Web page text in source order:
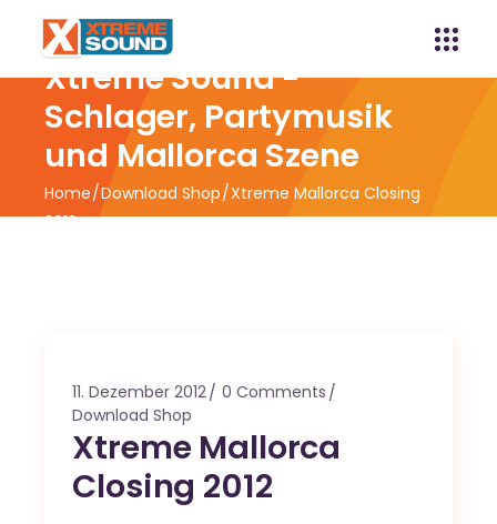
Xtreme Sound -
Schlager, Partymusik
und Mallorca Szene
Home Download Shop Xtreme Mallorca Closing
2012
11. Dezember 2012
0 Comments
Download Shop
Xtreme Mallorca
Closing 2012